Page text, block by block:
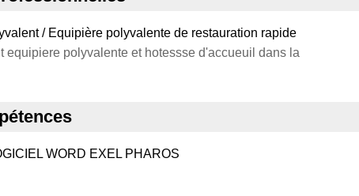
/ Equipière polyvalente de restauration rapide
equipiere polyvalente et hotessse d'accueuil dans la
WORD EXEL PHAROS